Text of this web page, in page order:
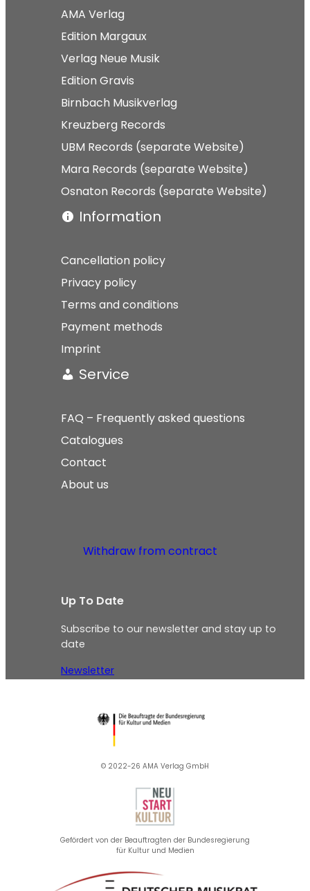
AMA Verlag
Edition Margaux
Verlag Neue Musik
Edition Gravis
Birnbach Musikverlag
Kreuzberg Records
UBM Records (separate Website)
Mara Records (separate Website)
Osnaton Records (separate Website)
Information
Cancellation policy
Privacy policy
Terms and conditions
Payment methods
Imprint
Service
FAQ – Frequently asked questions
Catalogues
Contact
About us
Withdraw from contract
Up To Date
Subscribe to our newsletter and stay up to
date
Newsletter
© 2022-26 AMA Verlag GmbH​
Gefördert von der Beauftragten der Bundesregierung
für Kultur und Medien